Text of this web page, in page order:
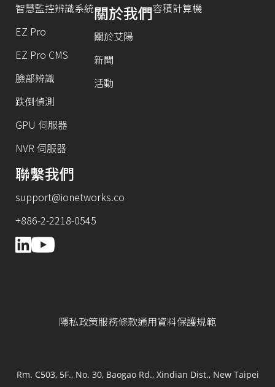
智慧監控辨識系統
EZ Pro
EZ Pro CMS
臉部辨識
跌倒偵測
GPU 伺服器
NVR 伺服器
關於我們
關於艾陽
新聞
活動
容積計算機
聯繫我們
support@ionetworks.co
+886-2-2218-0545
隱私政策服務條款通用資料保護規範
Rm. C503, 5F., No. 30, Baogao Rd., Xindian Dist., New Taipei